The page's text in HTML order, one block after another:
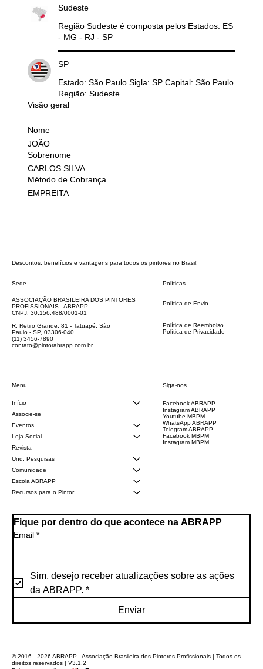
Sudeste
Região Sudeste é composta pelos Estados: ES
- MG - RJ - SP
SP
Estado: São Paulo Sigla: SP Capital: São Paulo
Região: Sudeste
Visão geral
Nome
JOÃO
Sobrenome
CARLOS SILVA
Método de Cobrança
EMPREITA
Descontos, benefícios e vantagens para todos os pintores no Brasil!
Sede
ASSOCIAÇÃO BRASILEIRA DOS PINTORES
PROFISSIONAIS - ABRAPP
CNPJ: 30.156.488/0001-01
R. Retiro Grande, 81 - Tatuapé, São
Paulo - SP, 03306-040
(11) 3456-7890
contato@pintorabrapp.com.br
Menu
Início
Associe-se
Eventos
Loja Social
Revista
Und. Pesquisas
Comunidade
Escola ABRAPP
Recursos para o Pintor
Políticas
Política de Envio
Política de Reembolso
Política de Privacidade
Siga-nos
Facebook ABRAPP
Instagram ABRAPP
Youtube MBPM
WhatsApp ABRAPP
Telegram ABRAPP
Facebook MBPM
Instagram MBPM
Fique por dentro do que acontece na ABRAPP
Email *
Sim, desejo receber atualizações sobre as ações
da ABRAPP. *
Enviar
© 2016 - 2026 ABRAPP - Associação Brasileira dos Pintores Profissionais | Todos os
direitos reservados | V3.1.2